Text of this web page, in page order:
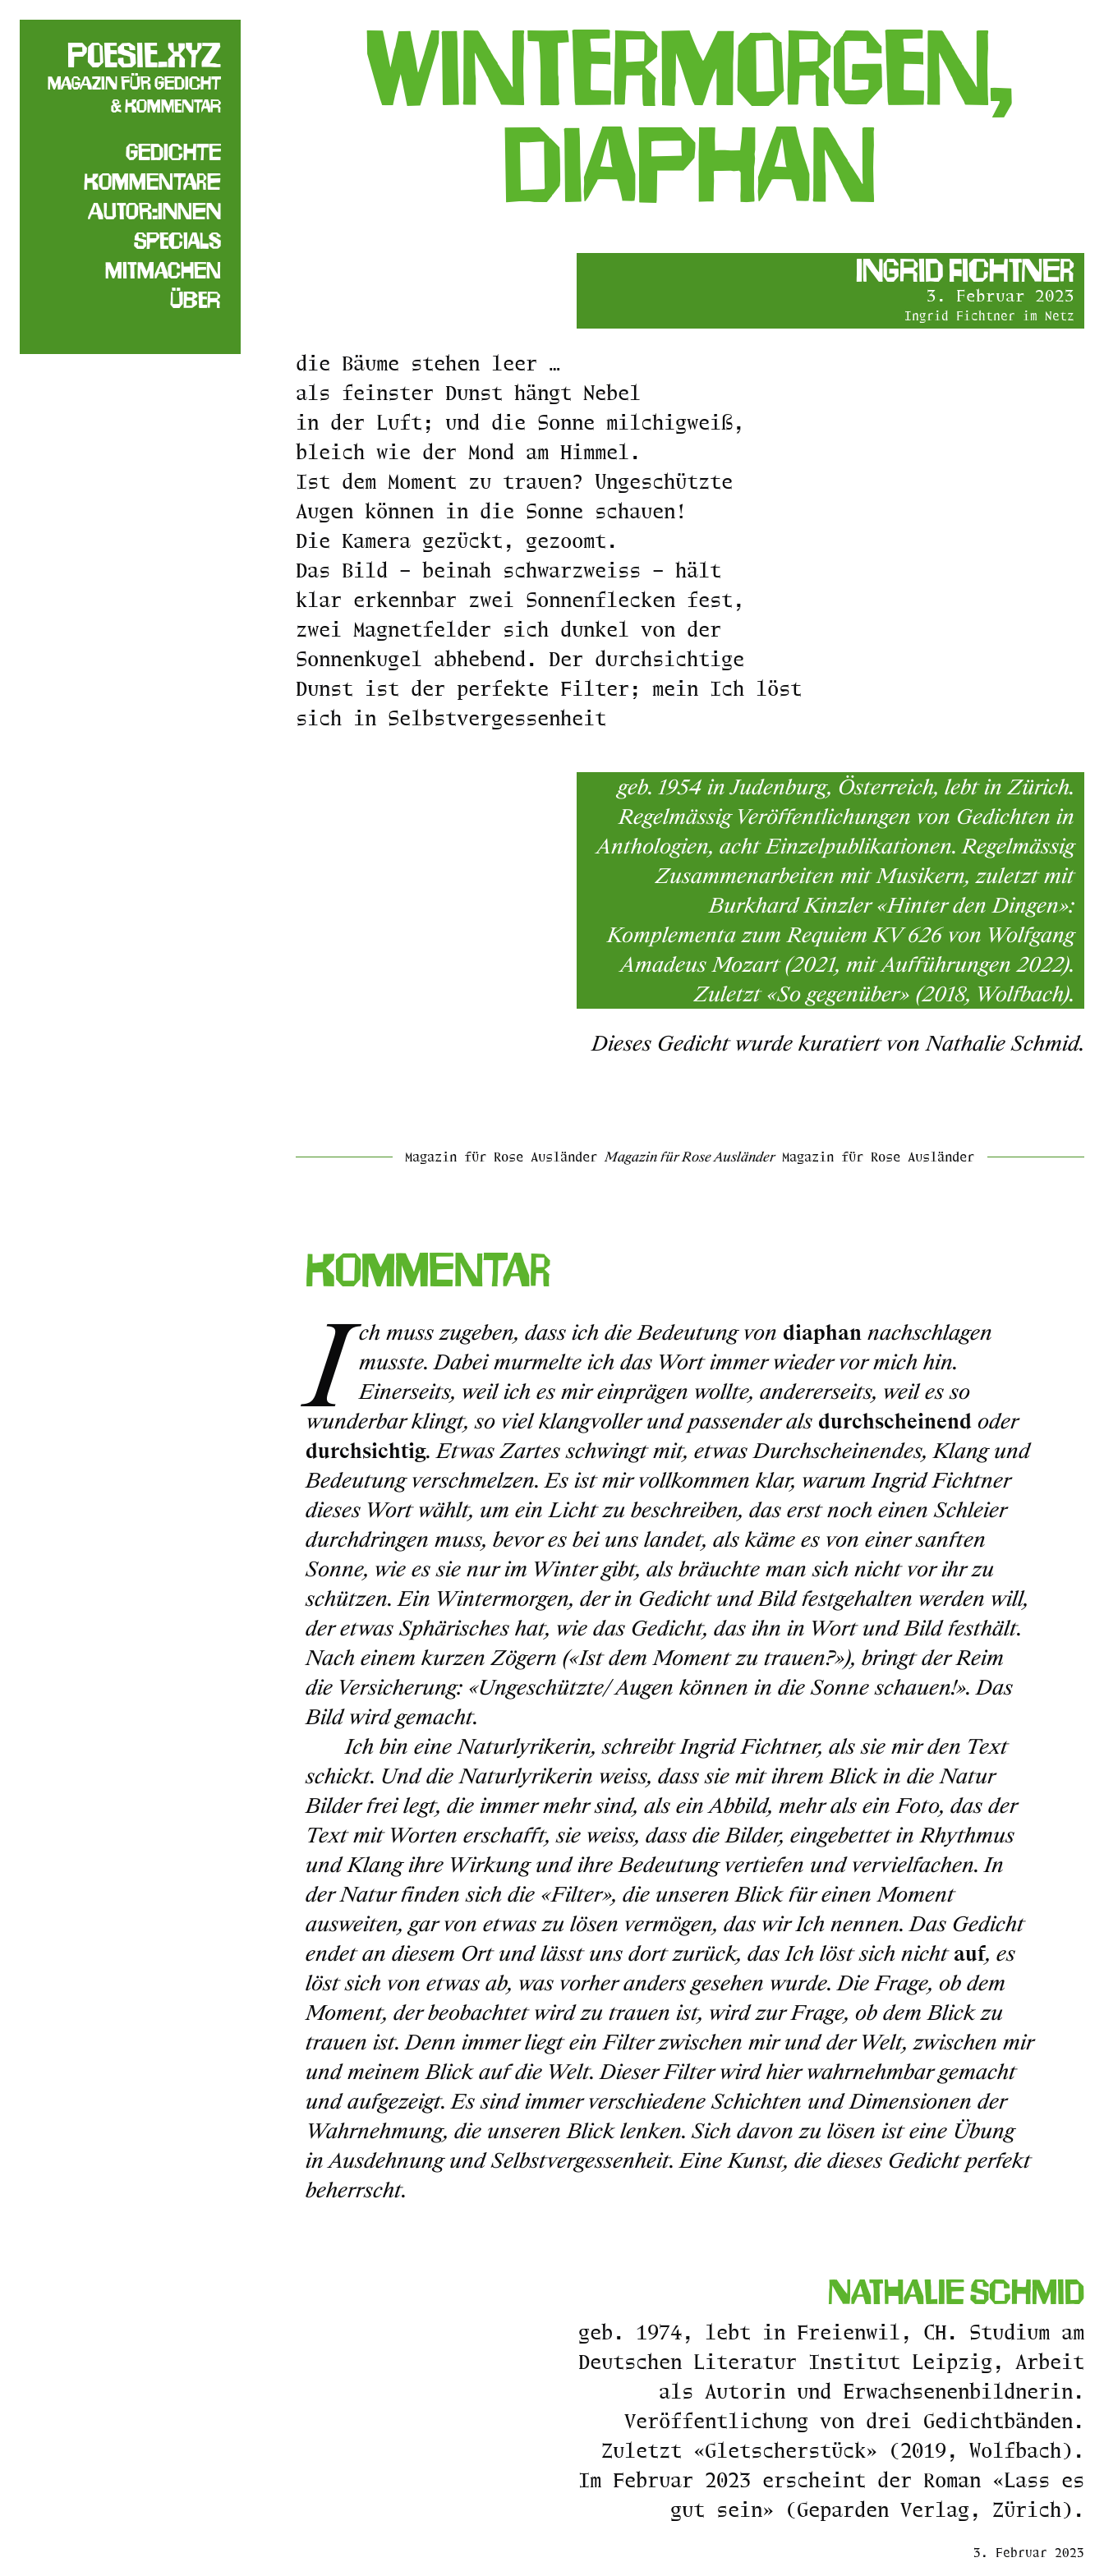
poesie.xyz
Magazin für Gedicht
& Kommentar
Gedichte
Kommentare
Autor:innen
Specials
Mitmachen
Über
Wintermorgen,
diaphan
Ingrid Fichtner
3. Februar 2023
Ingrid Fichtner im Netz
die Bäume stehen leer …
als feinster Dunst hängt Nebel
in der Luft; und die Sonne milchigweiß,
bleich wie der Mond am Himmel.
Ist dem Moment zu trauen? Ungeschützte
Augen können in die Sonne schauen!
Die Kamera gezückt, gezoomt.
Das Bild – beinah schwarzweiss – hält
klar erkennbar zwei Sonnenflecken fest,
zwei Magnetfelder sich dunkel von der
Sonnenkugel abhebend. Der durchsichtige
Dunst ist der perfekte Filter; mein Ich löst
sich in Selbstvergessenheit
geb. 1954 in Judenburg, Österreich, lebt in Zürich.
Regelmässig Veröffentlichungen von Gedichten in
Anthologien, acht Einzelpublikationen. Regelmässig
Zusammenarbeiten mit Musikern, zuletzt mit
Burkhard Kinzler «Hinter den Dingen»:
Komplementa zum Requiem KV 626 von Wolfgang
Amadeus Mozart (2021, mit Aufführungen 2022).
Zuletzt «So gegenüber» (2018, Wolfbach).
Dieses Gedicht wurde kuratiert von Nathalie Schmid.
Magazin für Rose Ausländer Magazin für Rose Ausländer Magazin für Rose Ausländer
Kommentar
I ch muss zugeben, dass ich die Bedeutung von diaphan nachschlagen
musste. Dabei murmelte ich das Wort immer wieder vor mich hin.
Einerseits, weil ich es mir einprägen wollte, andererseits, weil es so
wunderbar klingt, so viel klangvoller und passender als durchscheinendoder
durchsichtig. Etwas Zartes schwingt mit, etwas Durchscheinendes, Klang und
Bedeutung verschmelzen. Es ist mir vollkommen klar, warum Ingrid Fichtner
dieses Wort wählt, um ein Licht zu beschreiben, das erst noch einen Schleier
durchdringen muss, bevor es bei uns landet, als käme es von einer sanften
Sonne, wie es sie nur im Winter gibt, als bräuchte man sich nicht vor ihr zu
schützen. Ein Wintermorgen, der in Gedicht und Bild festgehalten werden will,
der etwas Sphärisches hat, wie das Gedicht, das ihn in Wort und Bild festhält.
Nach einem kurzen Zögern («Ist dem Moment zu trauen?»), bringt der Reim
die Versicherung: «Ungeschützte/ Augen können in die Sonne schauen!». Das
Bild wird gemacht.
Ich bin eine Naturlyrikerin, schreibt Ingrid Fichtner, als sie mir den Text
schickt. Und die Naturlyrikerin weiss, dass sie mit ihrem Blick in die Natur
Bilder frei legt, die immer mehr sind, als ein Abbild, mehr als ein Foto, das der
Text mit Worten erschafft, sie weiss, dass die Bilder, eingebettet in Rhythmus
und Klang ihre Wirkung und ihre Bedeutung vertiefen und vervielfachen. In
der Natur finden sich die «Filter», die unseren Blick für einen Moment
ausweiten, gar von etwas zu lösen vermögen, das wir Ich nennen. Das Gedicht
endet an diesem Ort und lässt uns dort zurück, das Ich löst sich nichtauf, es
löst sich von etwas ab, was vorher anders gesehen wurde. Die Frage, ob dem
Moment, der beobachtet wird zu trauen ist, wird zur Frage, ob dem Blick zu
trauen ist. Denn immer liegt ein Filter zwischen mir und der Welt, zwischen mir
und meinem Blick auf die Welt. Dieser Filter wird hier wahrnehmbar gemacht
und aufgezeigt. Es sind immer verschiedene Schichten und Dimensionen der
Wahrnehmung, die unseren Blick lenken. Sich davon zu lösen ist eine Übung
in Ausdehnung und Selbstvergessenheit. Eine Kunst, die dieses Gedicht perfekt
beherrscht.
Nathalie Schmid
geb. 1974, lebt in Freienwil, CH. Studium am
Deutschen Literatur Institut Leipzig, Arbeit
als Autorin und Erwachsenenbildnerin.
Veröffentlichung von drei Gedichtbänden.
Zuletzt «Gletscherstück» (2019, Wolfbach).
Im Februar 2023 erscheint der Roman «Lass es
gut sein» (Geparden Verlag, Zürich).
3. Februar 2023